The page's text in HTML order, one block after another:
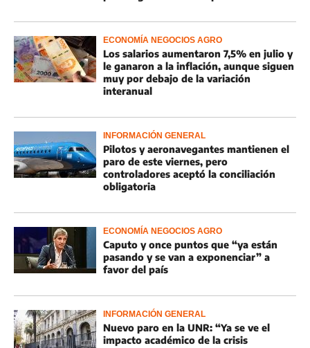
ECONOMÍA NEGOCIOS AGRO
Los salarios aumentaron 7,5% en julio y
le ganaron a la inflación, aunque siguen
muy por debajo de la variación
interanual
INFORMACIÓN GENERAL
Pilotos y aeronavegantes mantienen el
paro de este viernes, pero
controladores aceptó la conciliación
obligatoria
ECONOMÍA NEGOCIOS AGRO
Caputo y once puntos que “ya están
pasando y se van a exponenciar” a
favor del país
INFORMACIÓN GENERAL
Nuevo paro en la UNR: “Ya se ve el
impacto académico de la crisis